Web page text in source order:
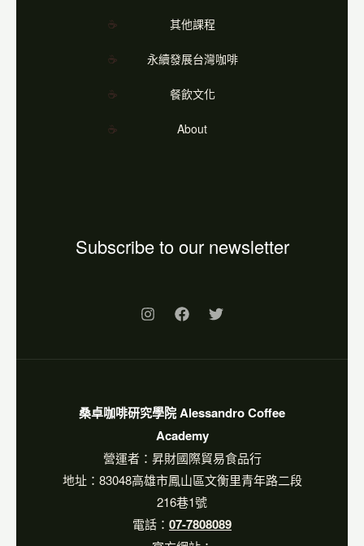
其他課程
永續發展台灣咖啡
餐飲文化
About
Subscribe to our newsletter
桑卓咖啡研究學院 Alessandro Coffee
Academy
營運者：昇財國際貿易食品行
地址：83048高雄市鳳山區文衡里青年路二段
216巷1號
電話： 07-7808089